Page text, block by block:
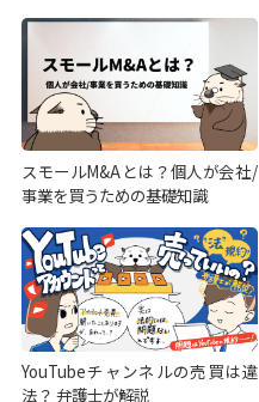
スモールM&Aとは？個人が会社/
事業を買うための基礎知識
YouTubeチャンネルの売買は違
法？ 弁護士が解説